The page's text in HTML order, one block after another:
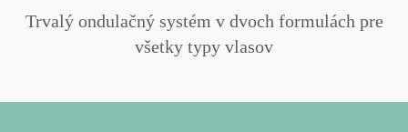
Trvalý ondulačný systém v dvoch formulách pre
všetky typy vlasov